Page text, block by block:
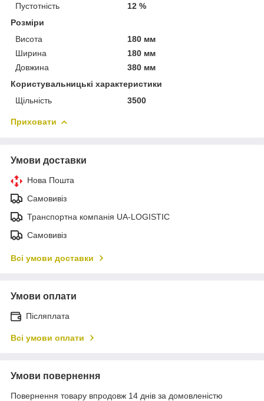
Пустотність
12 %
Розміри
Висота
180 мм
Ширина
180 мм
Довжина
380 мм
Користувальницькі характеристики
Щільність
3500
Приховати
Умови доставки
Нова Пошта
Самовивіз
Транспортна компанія UA-LOGISTIC
Самовивіз
Всі умови доставки
Умови оплати
Післяплата
Всі умови оплати
Умови повернення
Повернення товару впродовж 14 днів за домовленістю